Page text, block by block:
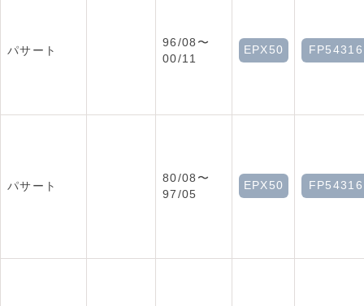
パサート
96/08〜
00/11
EPX50 FP54316
パサート
80/08〜
97/05
EPX50 FP54316